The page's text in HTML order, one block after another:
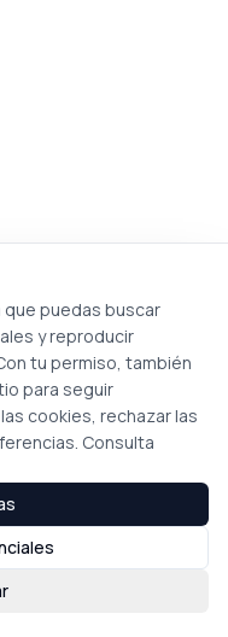
puedas buscar
y reproducir
tu permiso, también
para seguir
cookies, rechazar las
Consulta